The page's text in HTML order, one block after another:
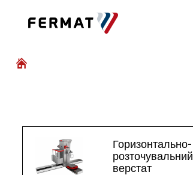
Горизонтально-
розточувальний
верстат